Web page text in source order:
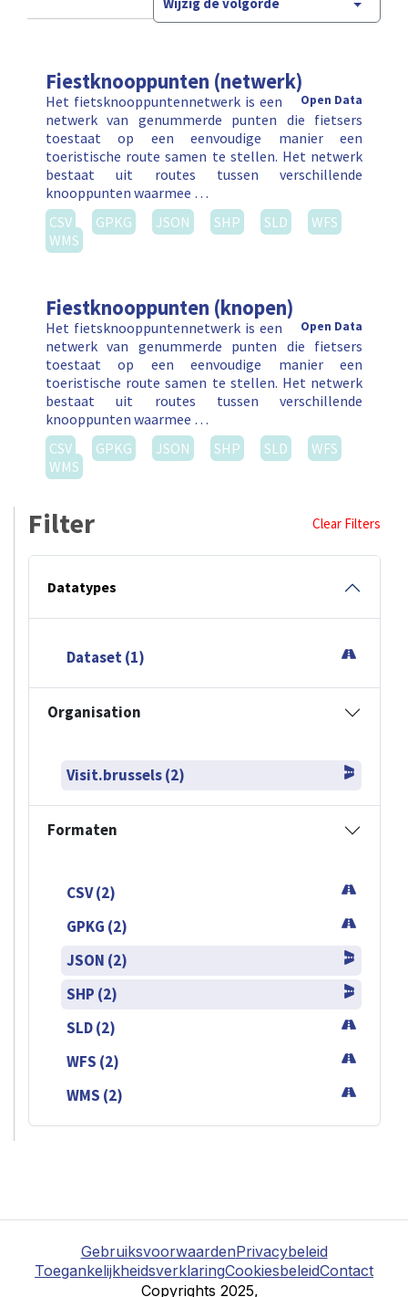
Fiestknooppunten (netwerk)
Open Data
Het fietsknooppuntennetwerk is een
netwerk van genummerde punten die fietsers
toestaat op een eenvoudige manier een
toeristische route samen te stellen. Het netwerk
bestaat uit routes tussen verschillende
knooppunten waarmee …
CSV
GPKG JSON SHP SLD
WFS
WMS
Fiestknooppunten (knopen)
Open Data
Het fietsknooppuntennetwerk is een
netwerk van genummerde punten die fietsers
toestaat op een eenvoudige manier een
toeristische route samen te stellen. Het netwerk
bestaat uit routes tussen verschillende
knooppunten waarmee …
CSV
GPKG JSON SHP SLD
WFS
WMS
Filter Clear Filters
Datatypes
Dataset (1)
Organisation
Visit.brussels (2)
Formaten
CSV (2)
GPKG (2)
JSON (2)
SHP (2)
SLD (2)
WFS (2)
WMS (2)
GebruiksvoorwaardenPrivacybeleid
ToegankelijkheidsverklaringCookiesbeleidContact
Copyrights 2025,